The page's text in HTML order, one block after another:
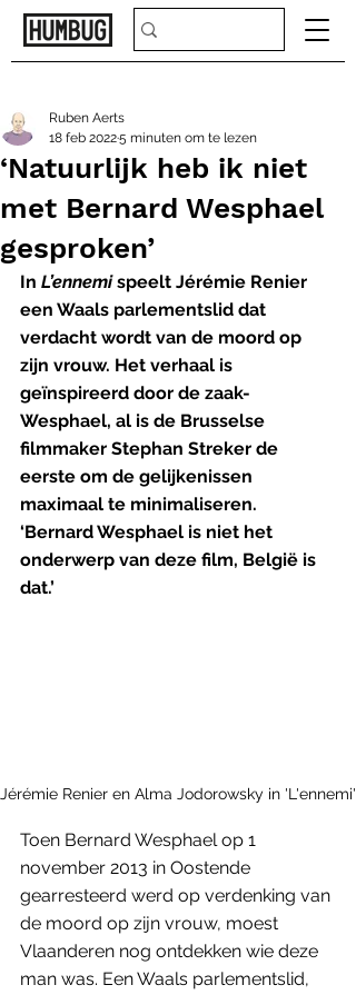
‘Natuurlijk heb ik niet
met Bernard Wesphael
gesproken’
Ruben Aerts
18 feb 20225 minuten om te lezen
In L’ennemi speelt Jérémie Renier
een Waals parlementslid dat
verdacht wordt van de moord op
zijn vrouw. Het verhaal is
geïnspireerd door de zaak-
Wesphael, al is de Brusselse
filmmaker Stephan Streker de
eerste om de gelijkenissen
maximaal te minimaliseren.
‘Bernard Wesphael is niet het
onderwerp van deze film, België is
dat.’
Jérémie Renier en Alma Jodorowsky in 'L'ennemi'
Toen Bernard Wesphael op 1
november 2013 in Oostende
gearresteerd werd op verdenking van
de moord op zijn vrouw, moest
Vlaanderen nog ontdekken wie deze
man was. Een Waals parlementslid,